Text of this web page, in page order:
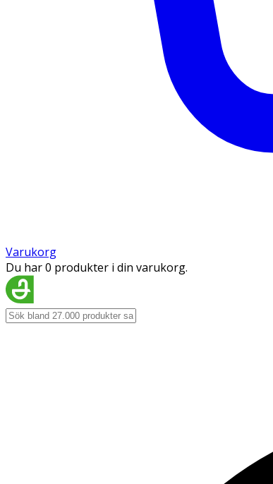
Varukorg
Du har 0 produkter i din varukorg.